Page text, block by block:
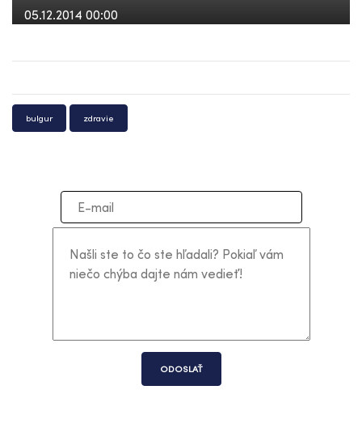
05.12.2014 00:00
bulgur zdravie
ODOSLAŤ